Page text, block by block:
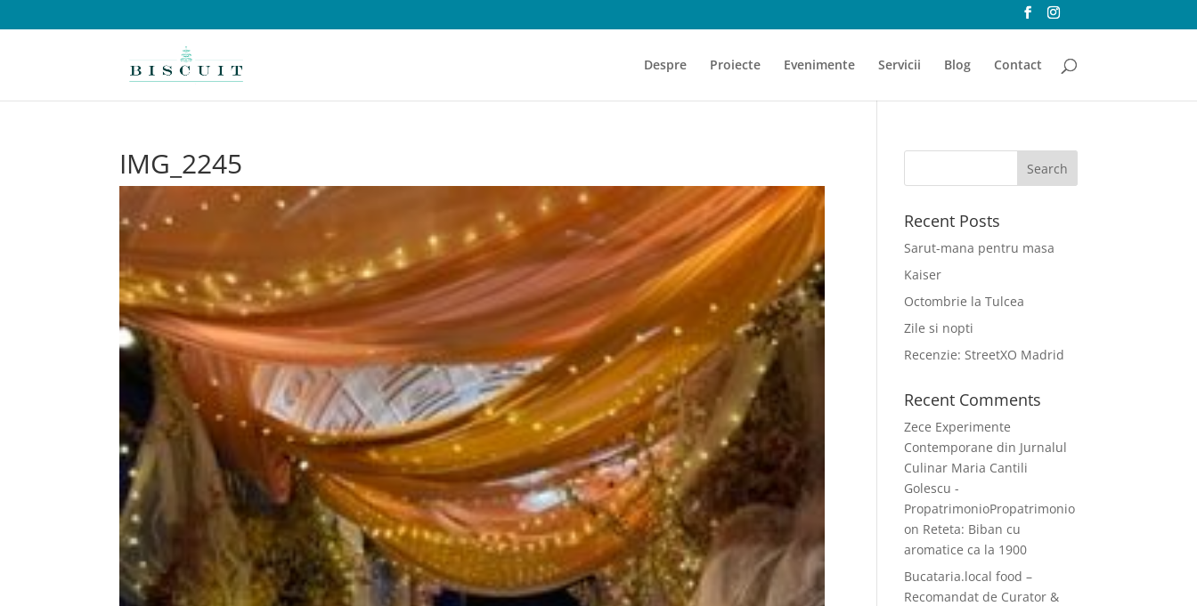
Despre Proiecte Evenimente Servicii Blog Contact
IMG_2245
Recent Posts
Sarut-mana pentru masa
Kaiser
Octombrie la Tulcea
Zile si nopti
Recenzie: StreetXO Madrid
Recent Comments
Zece Experimente
Contemporane din Jurnalul
Culinar Maria Cantili
Golescu -
PropatrimonioPropatrimonio
on Reteta: Biban cu
aromatice ca la 1900
Bucataria.local food –
Recomandat de Curator &